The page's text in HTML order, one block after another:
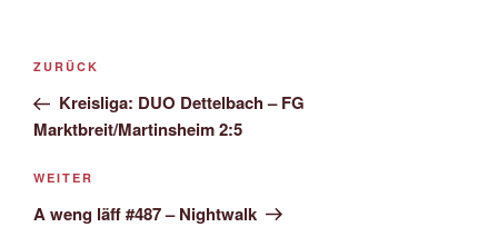
Beitrags-
Vorheriger
Beitrag
ZURÜCK
Kreisliga: DUO Dettelbach – FG
Marktbreit/Martinsheim 2:5
Nächster
Beitrag
WEITER
A weng läff #487 – Nightwalk